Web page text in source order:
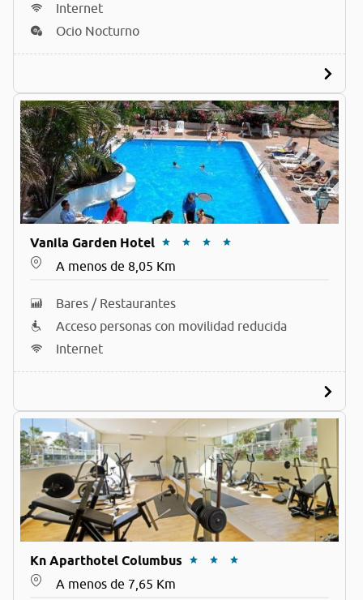
Internet
Ocio Nocturno
Vanila Garden Hotel
A menos de 8,05 Km
Bares / Restaurantes
Acceso personas con movilidad reducida
Internet
Kn Aparthotel Columbus
A menos de 7,65 Km